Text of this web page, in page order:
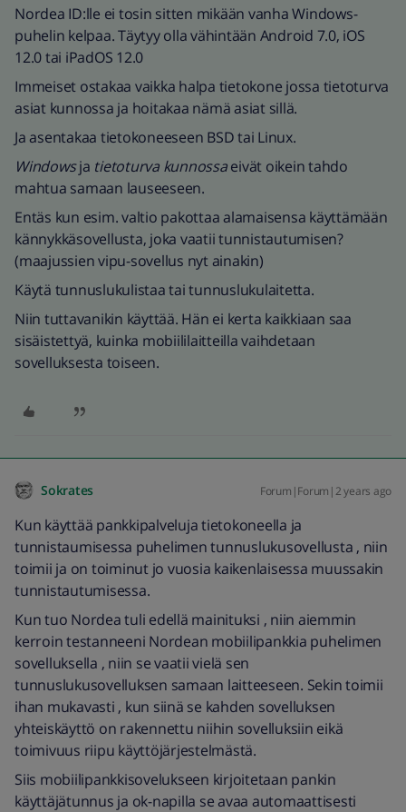
Nordea ID:lle ei tosin sitten mikään vanha Windows-
puhelin kelpaa. Täytyy olla vähintään Android 7.0, iOS
12.0 tai iPadOS 12.0
Immeiset ostakaa vaikka halpa tietokone jossa tietoturva
asiat kunnossa ja hoitakaa nämä asiat sillä.
Ja asentakaa tietokoneeseen BSD tai Linux.
Windowsja tietoturva kunnossaeivät oikein tahdo
mahtua samaan lauseeseen.
Entäs kun esim. valtio pakottaa alamaisensa käyttämään
kännykkäsovellusta, joka vaatii tunnistautumisen?
(maajussien vipu-sovellus nyt ainakin)
Käytä tunnuslukulistaa tai tunnuslukulaitetta.
Niin tuttavanikin käyttää. Hän ei kerta kaikkiaan saa
sisäistettyä, kuinka mobiililaitteilla vaihdetaan
sovelluksesta toiseen.
Sokrates Forum|Forum|2 years ago
Kun käyttää pankkipalveluja tietokoneella ja
tunnistaumisessa puhelimen tunnuslukusovellusta , niin
toimii ja on toiminut jo vuosia kaikenlaisessa muussakin
tunnistautumisessa.
Kun tuo Nordea tuli edellä mainituksi , niin aiemmin
kerroin testanneeni Nordean mobiilipankkia puhelimen
sovelluksella , niin se vaatii vielä sen
tunnuslukusovelluksen samaan laitteeseen. Sekin toimii
ihan mukavasti , kun siinä se kahden sovelluksen
yhteiskäyttö on rakennettu niihin sovelluksiin eikä
toimivuus riipu käyttöjärjestelmästä.
Siis mobiilipankkisovelukseen kirjoitetaan pankin
käyttäjätunnus ja ok-napilla se avaa automaattisesti